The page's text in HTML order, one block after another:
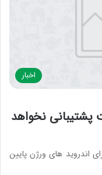
اخبار
پشتیبانی نخواهد
اندروید های ورژن پایین